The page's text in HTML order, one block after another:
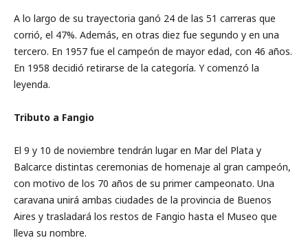
A lo largo de su trayectoria ganó 24 de las 51 carreras que
corrió, el 47%. Además, en otras diez fue segundo y en una
tercero. En 1957 fue el campeón de mayor edad, con 46 años.
En 1958 decidió retirarse de la categoría. Y comenzó la
leyenda.
Tributo a Fangio
El 9 y 10 de noviembre tendrán lugar en Mar del Plata y
Balcarce distintas ceremonias de homenaje al gran campeón,
con motivo de los 70 años de su primer campeonato. Una
caravana unirá ambas ciudades de la provincia de Buenos
Aires y trasladará los restos de Fangio hasta el Museo que
lleva su nombre.